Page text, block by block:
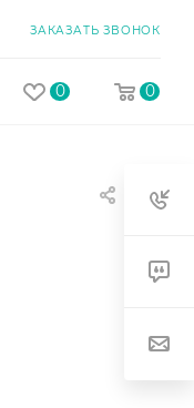
ЗАКАЗАТЬ ЗВОНОК
0 0